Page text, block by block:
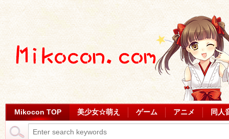
Mikocon TOP 美少女☆萌え ゲーム アニメ 同人